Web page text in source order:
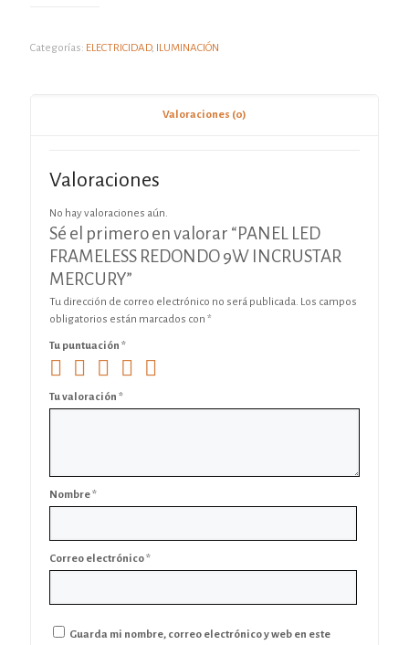
Categorías: ELECTRICIDAD, ILUMINACIÓN
Valoraciones (0)
Valoraciones
No hay valoraciones aún.
Sé el primero en valorar “PANEL LED
FRAMELESS REDONDO 9W INCRUSTAR
MERCURY”
Tu dirección de correo electrónico no será publicada. Los campos
obligatorios están marcados con *
Tu puntuación *
Tu valoración *
Nombre*
Correo electrónico*
Guarda mi nombre, correo electrónico y web en este